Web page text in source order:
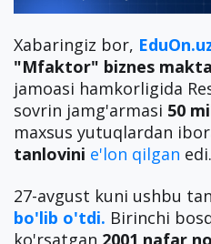
Xabaringiz bor,
"Mfaktor" biznes
jamoasi hamkorligida
sovrin jamg'armasi 50
maxsus yutuqlardan
tanlovini e'lon qilgan edi.
27-avgust kuni ushbu
bo'lib o'tdi. Birinchi